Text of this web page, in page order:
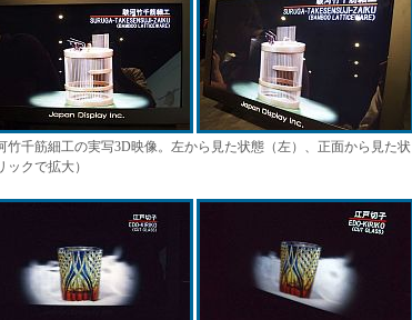
千筋細工の実写3D映像。左から見た状態（左）、正面から見た状
クで拡大）